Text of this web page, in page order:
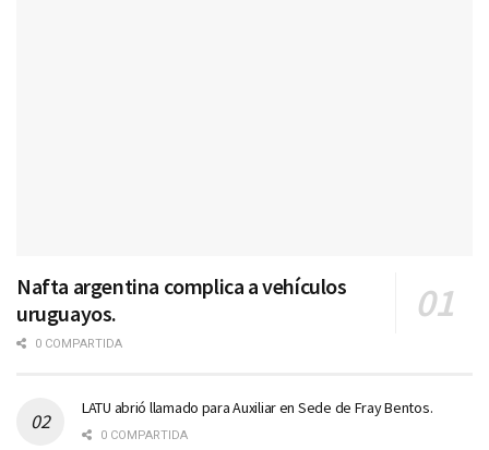
Nafta argentina complica a vehículos
uruguayos.
0 COMPARTIDA
LATU abrió llamado para Auxiliar en Sede de Fray Bentos.
0 COMPARTIDA